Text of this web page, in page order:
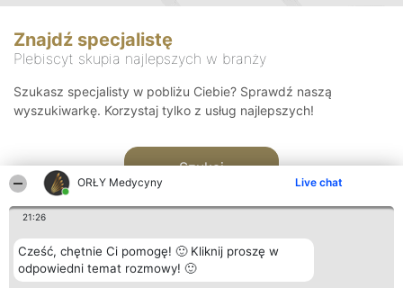
ORŁY Medycyny Live chat
21:26
Cześć, chętnie Ci pomogę! 🙂 Kliknij proszę w
odpowiedni temat rozmowy! 🙂
Znajdź specjalistę
Plebiscyt skupia najlepszych w branży
Szukasz specjalisty w pobliżu Ciebie? Sprawdź naszą
wyszukiwarkę. Korzystaj tylko z usług najlepszych!
Szukaj